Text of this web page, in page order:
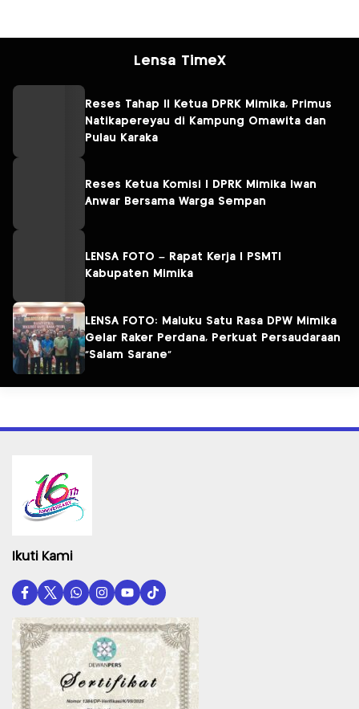
Lensa TimeX
Reses Tahap II Ketua DPRK Mimika, Primus
Natikapereyau di Kampung Omawita dan
Pulau Karaka
Reses Ketua Komisi I DPRK Mimika Iwan
Anwar Bersama Warga Sempan
LENSA FOTO – Rapat Kerja I PSMTI
Kabupaten Mimika
LENSA FOTO: Maluku Satu Rasa DPW Mimika
Gelar Raker Perdana, Perkuat Persaudaraan
“Salam Sarane”
Ikuti Kami